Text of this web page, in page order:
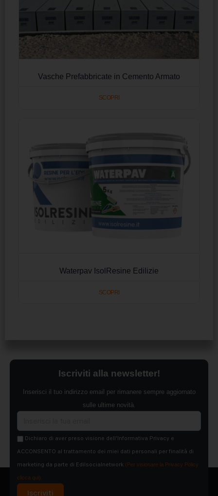
Vasche Prefabbricate in Cemento Armato
SCOPRI
Waterpav IsolResine Edilizie
SCOPRI
Iscriviti alla newsletter!
Inserisci il tuo indirizzo email per rimanere sempre aggiornato
sulle ultime novità.
Dichiaro di aver preso visione dell'Informativa Privacy e
ACCONSENTO al trattamento dei miei dati personali per finalità di
marketing da parte di Edilsocialnetwork (Per visionare la Privacy Policy
clicca qui).
Iscriviti